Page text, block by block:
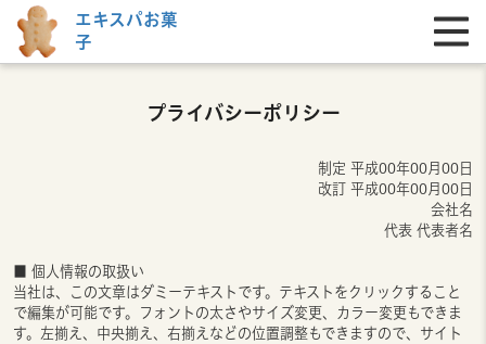
エキスパお菓
子
プライバシーポリシー
制定 平成00年00月00日
改訂 平成00年00月00日
会社名
代表 代表者名
■ 個人情報の取扱い
当社は、この文章はダミーテキストです。テキストをクリックすること
で編集が可能です。フォントの太さやサイズ変更、カラー変更もできま
す。左揃え、中央揃え、右揃えなどの位置調整もできますので、サイト